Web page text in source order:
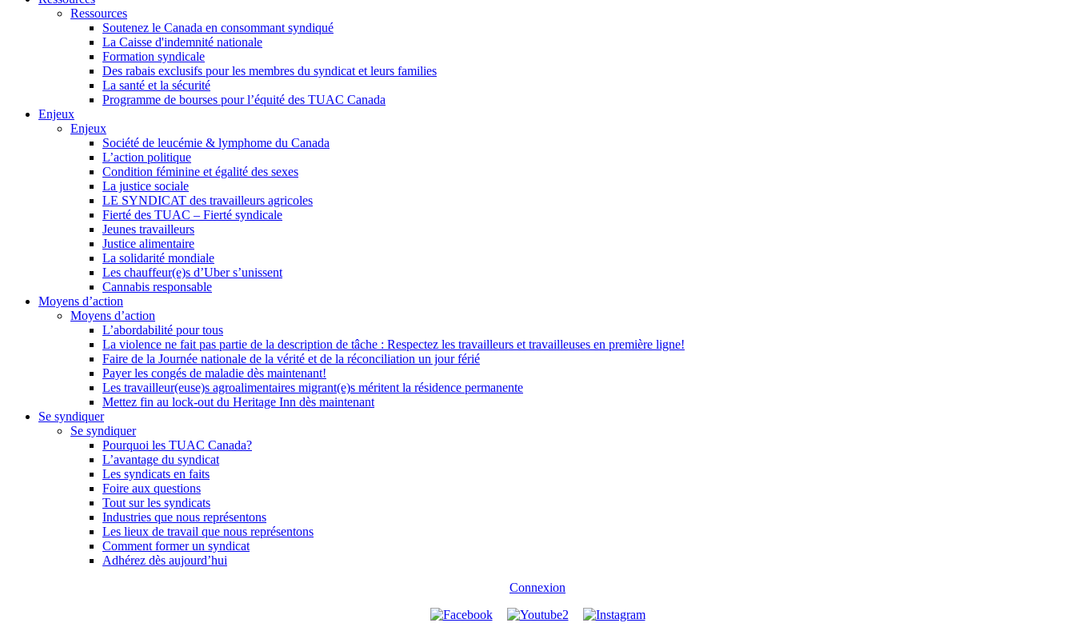
Ressources
Soutenez le Canada en consommant syndiqué
La Caisse d'indemnité nationale
Formation syndicale
Des rabais exclusifs pour les membres du syndicat et leurs families
La santé et la sécurité
Programme de bourses pour l’équité des TUAC Canada
Enjeux
Enjeux
Société de leucémie & lymphome du Canada
L’action politique
Condition féminine et égalité des sexes
La justice sociale
LE SYNDICAT des travailleurs agricoles
Fierté des TUAC – Fierté syndicale
Jeunes travailleurs
Justice alimentaire
La solidarité mondiale
Les chauffeur(e)s d’Uber s’unissent
Cannabis responsable
Moyens d’action
Moyens d’action
L’abordabilité pour tous
La violence ne fait pas partie de la description de tâche : Respectez les travailleurs et travailleuses en première ligne!
Faire de la Journée nationale de la vérité et de la réconciliation un jour férié
Payer les congés de maladie dès maintenant!
Les travailleur(euse)s agroalimentaires migrant(e)s méritent la résidence permanente
Mettez fin au lock-out du Heritage Inn dès maintenant
Se syndiquer
Se syndiquer
Pourquoi les TUAC Canada?
L’avantage du syndicat
Les syndicats en faits
Foire aux questions
Tout sur les syndicats
Industries que nous représentons
Les lieux de travail que nous représentons
Comment former un syndicat
Adhérez dès aujourd’hui
Connexion